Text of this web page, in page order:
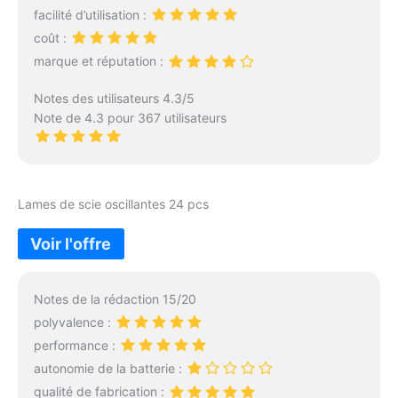
poussières, et mallette de
lames de scie multi-outils
est compatible avec Fein
MG108L, RT-MG200E /
GOP10,8 VLI, GOP 250
300 AEG, Bosch Multi-X,
Draper Worx WX680,
FMT250 FMM250Q,
Hitachi CV18DBL / W4
18V Builder ERB474HTL.
Partie Incompatible des
facilité d’utilisation :
coût :
marque et réputation :
Notes des utilisateurs 4.3/5
Note de 4.3 pour 367 utilisateurs
Lames de scie oscillantes 24 pcs
Notes de la rédaction 15/20
polyvalence :
performance :
autonomie de la batterie :
qualité de fabrication :